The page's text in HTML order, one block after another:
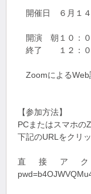
開催日 ６月１４
開演 朝１０：０
終了 １２：０
ZoomによるWeb
【参加方法】
PCまたはスマホの
下記のURLをクリ
直接アクセ